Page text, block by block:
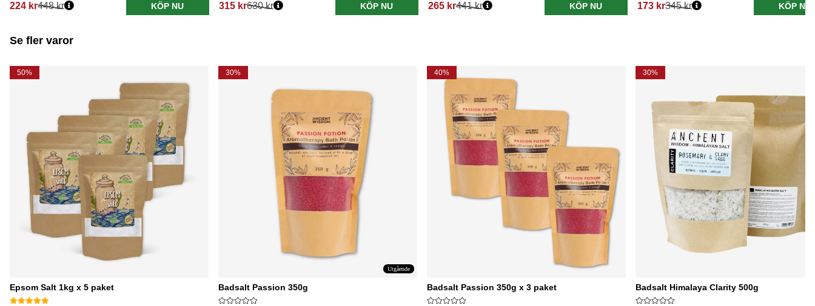
224 kr448 kr KÖP NU 315 kr630 kr KÖP NU 265 kr441 kr KÖP NU 173 kr345 kr KÖP NU
Se fler varor
50%
Epsom Salt 1kg x 5 paket
30%
Utgående
Badsalt Passion 350g
40%
Badsalt Passion 350g x 3 paket
30%
Badsalt Himalaya Clarity 500g